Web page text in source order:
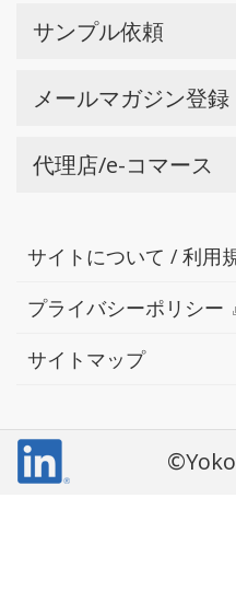
サンプル依頼
メールマガジン登録
代理店/e-コマース
サイトについて / 利用
プライバシーポリシー
サイトマップ